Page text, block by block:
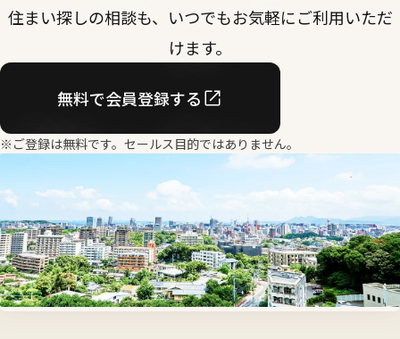
住まい探しの相談も、いつでもお気軽にご利用いただ
けます。
無料で会員登録する
※ご登録は無料です。セールス目的ではありません。